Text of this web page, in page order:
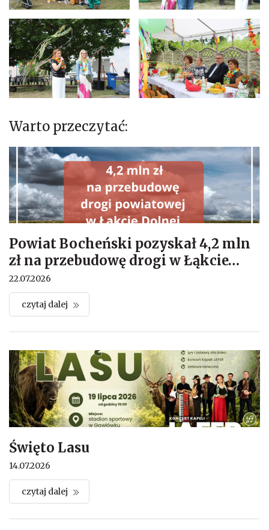
Warto przeczytać:
Powiat Bocheński pozyskał 4,2 mln
zł na przebudowę drogi w Łąkcie…
22.07.2026
czytaj dalej
Święto Lasu
14.07.2026
czytaj dalej